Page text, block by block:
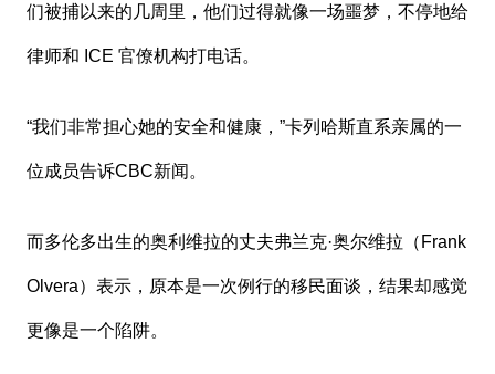
们被捕以来的几周里，他们过得就像一场噩梦，不停地给
律师和 ICE 官僚机构打电话。
“我们非常担心她的安全和健康，”卡列哈斯直系亲属的一
位成员告诉CBC新闻。
而多伦多出生的奥利维拉的丈夫弗兰克·奥尔维拉（Frank
Olvera）表示，原本是一次例行的移民面谈，结果却感觉
更像是一个陷阱。